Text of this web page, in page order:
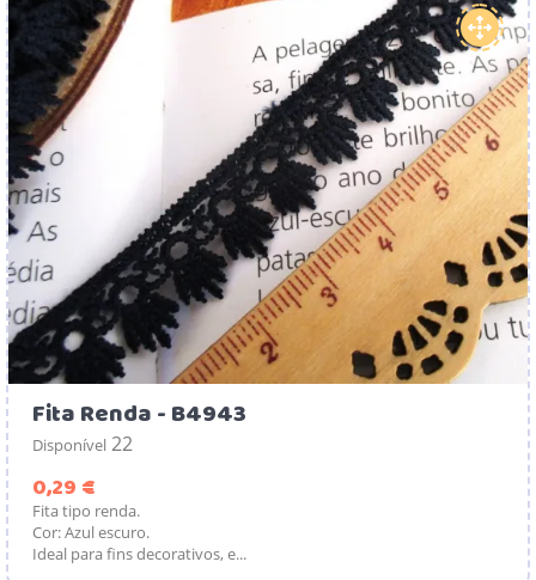
Fita Renda - B4943
Disponível 22
0,29 €
Fita tipo renda.
Cor: Azul escuro.
Ideal para fins decorativos, e...